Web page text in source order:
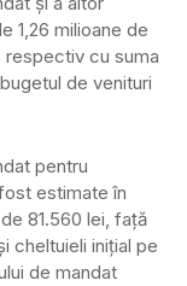
1,26 milioane de
cu suma
de venituri
pentru
estimate în
81.560 lei, față
cheltuieli inițial pe
de mandat